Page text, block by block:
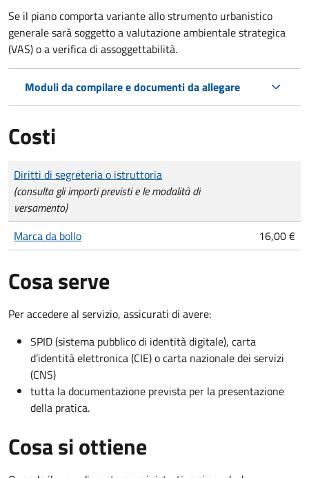
Se il piano comporta variante allo strumento urbanistico
generale sarà soggetto a valutazione ambientale strategica
(VAS) o a verifica di assoggettabilità.
Moduli da compilare e documenti da allegare
Costi
Tipo di pagamento
Importo
Diritti di segreteria o istruttoria
(consulta gli importi previsti e le modalità di
versamento)
Marca da bollo
16,00 €
Cosa serve
Per accedere al servizio, assicurati di avere:
SPID (sistema pubblico di identità digitale), carta
d’identità elettronica (CIE) o carta nazionale dei servizi
(CNS)
tutta la documentazione prevista per la presentazione
della pratica.
Cosa si ottiene